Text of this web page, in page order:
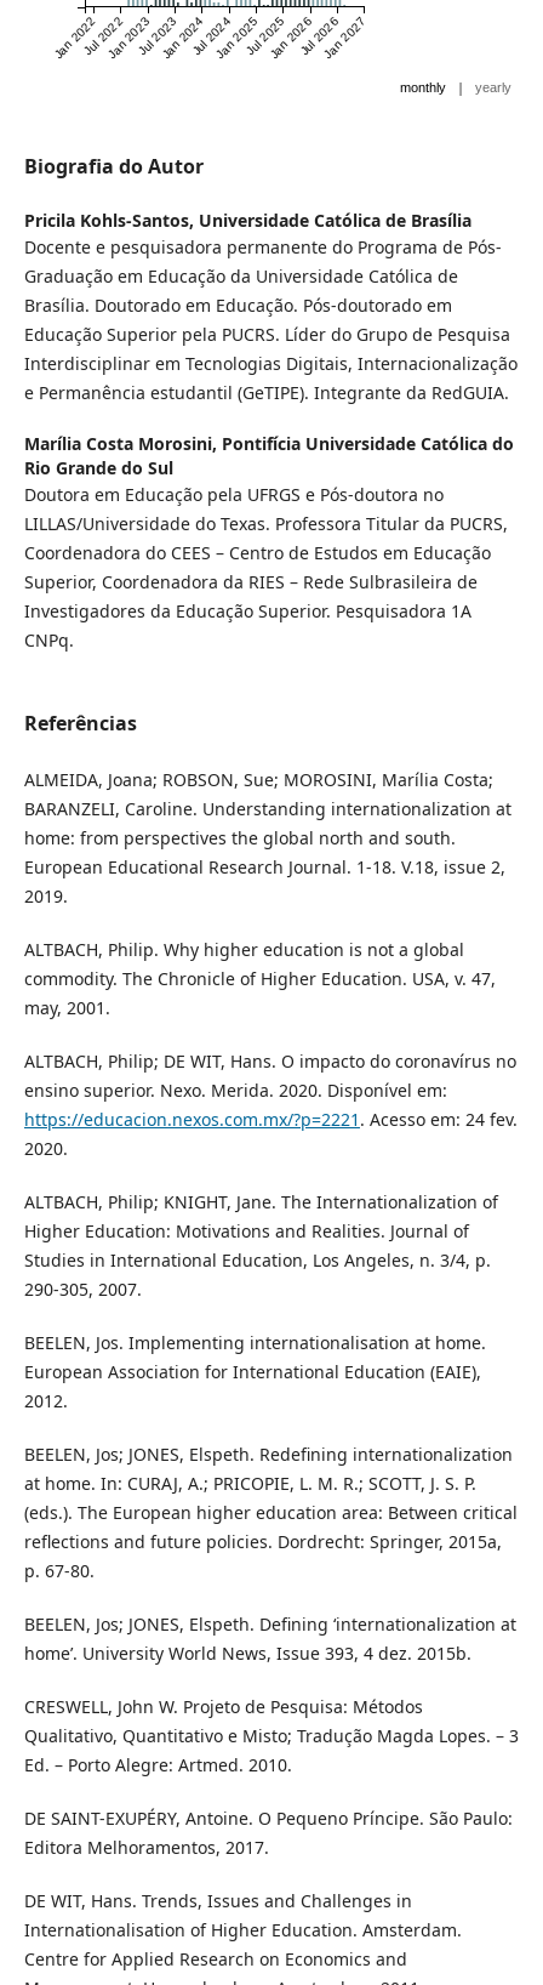
Jan 2022Jul 2022Jan 2023Jul 2023Jan 2024Jul 2024Jan 2025Jul 2025Jan 2026Jul 2026Jan 2027
monthly | yearly
Biografia do Autor
Pricila Kohls-Santos, Universidade Católica de Brasília
Docente e pesquisadora permanente do Programa de Pós-
Graduação em Educação da Universidade Católica de
Brasília. Doutorado em Educação. Pós-doutorado em
Educação Superior pela PUCRS. Líder do Grupo de Pesquisa
Interdisciplinar em Tecnologias Digitais, Internacionalização
e Permanência estudantil (GeTIPE). Integrante da RedGUIA.
Marília Costa Morosini, Pontifícia Universidade Católica do
Rio Grande do Sul
Doutora em Educação pela UFRGS e Pós-doutora no
LILLAS/Universidade do Texas. Professora Titular da PUCRS,
Coordenadora do CEES – Centro de Estudos em Educação
Superior, Coordenadora da RIES – Rede Sulbrasileira de
Investigadores da Educação Superior. Pesquisadora 1A
CNPq.
Referências
ALMEIDA, Joana; ROBSON, Sue; MOROSINI, Marília Costa;
BARANZELI, Caroline. Understanding internationalization at
home: from perspectives the global north and south.
European Educational Research Journal. 1-18. V.18, issue 2,
2019.
ALTBACH, Philip. Why higher education is not a global
commodity. The Chronicle of Higher Education. USA, v. 47,
may, 2001.
ALTBACH, Philip; DE WIT, Hans. O impacto do coronavírus no
ensino superior. Nexo. Merida. 2020. Disponível em:
https://educacion.nexos.com.mx/?p=2221 . Acesso em: 24 fev.
2020.
ALTBACH, Philip; KNIGHT, Jane. The Internationalization of
Higher Education: Motivations and Realities. Journal of
Studies in International Education, Los Angeles, n. 3/4, p.
290-305, 2007.
BEELEN, Jos. Implementing internationalisation at home.
European Association for International Education (EAIE),
2012.
BEELEN, Jos; JONES, Elspeth. Redefining internationalization
at home. In: CURAJ, A.; PRICOPIE, L. M. R.; SCOTT, J. S. P.
(eds.). The European higher education area: Between critical
reflections and future policies. Dordrecht: Springer, 2015a,
p. 67-80.
BEELEN, Jos; JONES, Elspeth. Defining ‘internationalization at
home’. University World News, Issue 393, 4 dez. 2015b.
CRESWELL, John W. Projeto de Pesquisa: Métodos
Qualitativo, Quantitativo e Misto; Tradução Magda Lopes. – 3
Ed. – Porto Alegre: Artmed. 2010.
DE SAINT-EXUPÉRY, Antoine. O Pequeno Príncipe. São Paulo:
Editora Melhoramentos, 2017.
DE WIT, Hans. Trends, Issues and Challenges in
Internationalisation of Higher Education. Amsterdam.
Centre for Applied Research on Economics and